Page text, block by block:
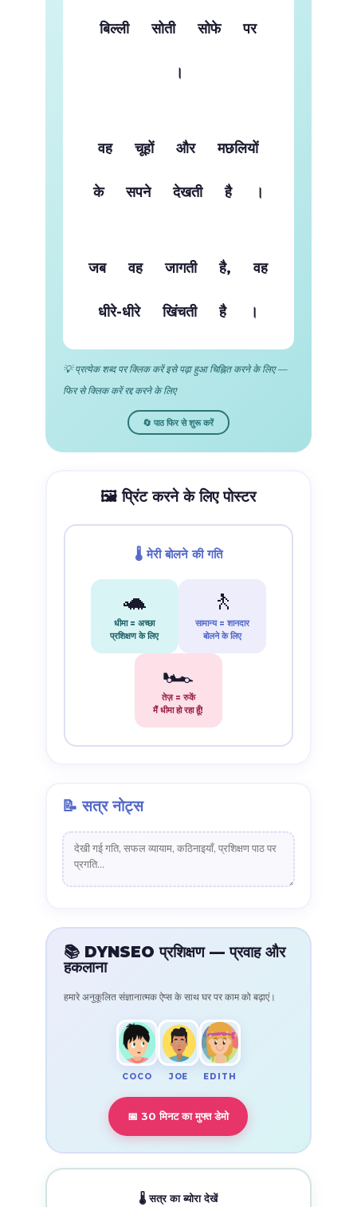
बिल्ली सोती सोफे पर
।
वह चूहों और मछलियों
के सपने देखती है ।
जब वह जागती है, वह
धीरे-धीरे खिंचती है ।
💡 प्रत्येक शब्द पर क्लिक करें इसे पढ़ा हुआ चिह्नित करने के लिए —
फिर से क्लिक करें रद्द करने के लिए
🔄 पाठ फिर से शुरू करें
🖼️ प्रिंट करने के लिए पोस्टर
🌡️ मेरी बोलने की गति
🐢
धीमा = अच्छा
प्रशिक्षण के लिए
🚶
सामान्य = शानदार
बोलने के लिए
🏎️
तेज़ = रुकें
मैं धीमा हो रहा हूँ!
📝 सत्र नोट्स
📚 DYNSEO प्रशिक्षण — प्रवाह और
हकलाना
हमारे अनुकूलित संज्ञानात्मक ऐप्स के साथ घर पर काम को बढ़ाएं।
COCO JOE EDITH
📅 30 मिनट का मुफ्त डेमो
🌡️ सत्र का ब्योरा देखें